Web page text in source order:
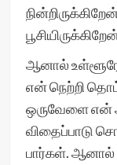
ஆனால்
என் நெற்றி
ஒருவேளை என்
விதைப்பாடு
பார்கள். ஆனால்